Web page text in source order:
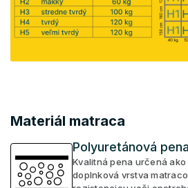
Materiál matraca
Polyuretánová pena
Kvalitná pena určená
doplnková vrstva